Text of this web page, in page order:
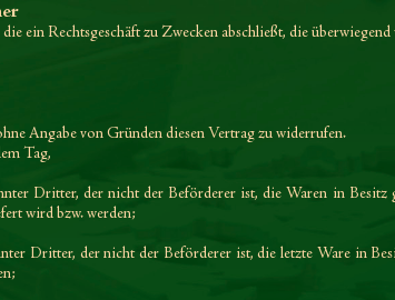
ein Rechtsgeschäft zu Zwecken abschließt, die
Angabe von Gründen diesen Vertrag zu widerrufen.
Tag,
Dritter, der nicht der Beförderer ist, die Waren in
wird bzw. werden;
Dritter, der nicht der Beförderer ist, die letzte Ware in
;